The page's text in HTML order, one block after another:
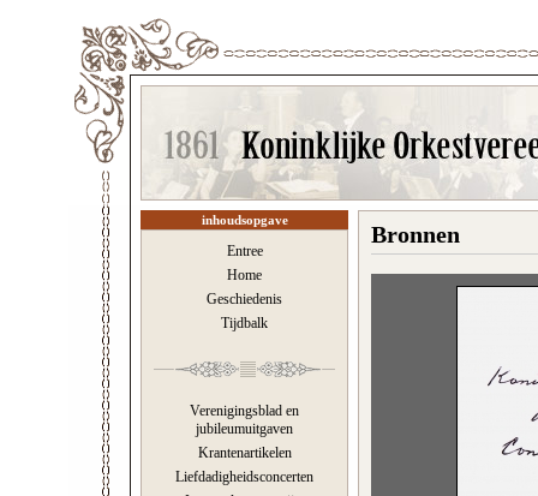
inhoudsopgave
Entree
Home
Geschiedenis
Tijdbalk
Verenigingsblad en
jubileumuitgaven
Krantenartikelen
Liefdadigheidsconcerten
Bronnen